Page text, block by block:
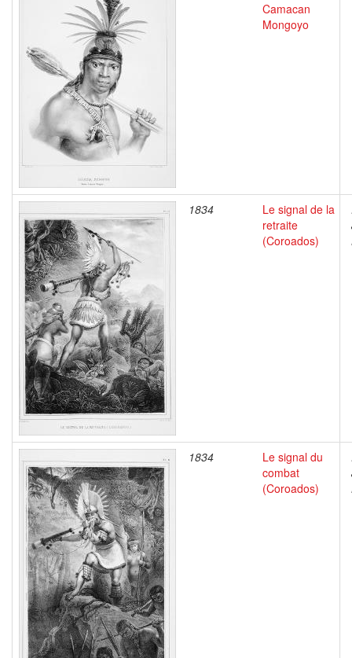
Camacan
Mongoyo
1834
Le signal de la
retraite
(Coroados)
1834
Le signal du
combat
(Coroados)